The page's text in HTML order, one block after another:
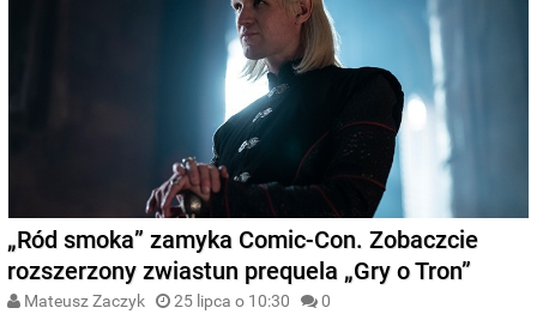
„Ród smoka” zamyka Comic-Con. Zobaczcie
rozszerzony zwiastun prequela „Gry o Tron”
Mateusz Zaczyk 25 lipca o 10:30 0